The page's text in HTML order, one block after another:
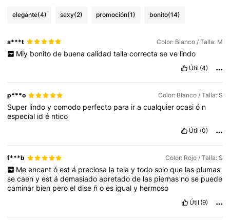
elegante(4) sexy(2) promoción(1) bonito(14)
a***t Color: Blanco / Talla: M
Miy bonito de buena calidad talla correcta se ve lindo
Útil (4)
p***o Color: Blanco / Talla: S
Super lindoycomodo perfecto para iracualquierocasió n
especial idé ntico
Útil (0)
f***b Color: Rojo / Talla: S
Me encant ó est á preciosa la tela y todo solo que las plumas
secaenyestádemasiadoapretadode las piernas nose puede
caminar bien peroeldise ñoes igualy hermoso
Útil (9)